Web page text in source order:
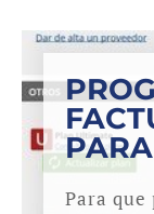
Para